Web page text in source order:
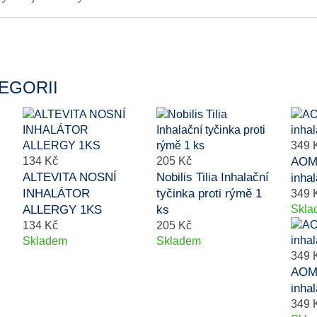
134 Kč
ALTEVITA NOSNÍ
INHALÁTOR
ALLERGY 1KS
134 Kč
Skladem
205 Kč
Nobilis Tilia Inhalační
tyčinka proti rýmě 1
ks
205 Kč
Skladem
349
349
349
349